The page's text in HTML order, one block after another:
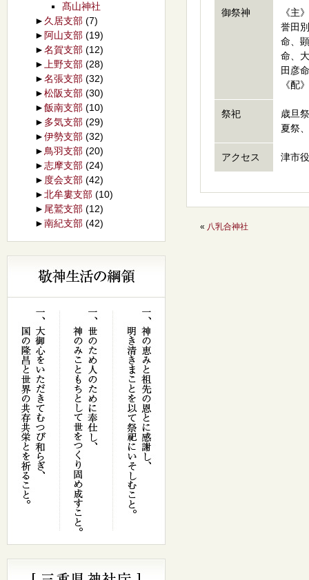
御祭神
《主
誉田
命、
命、
田彦
《配
祭祀
歳旦
夏祭
アクセス 津市
« 八乳合神社
髙山神社
► 久居支部 (7)
► 阿山支部 (19)
►名賀支部 (12)
►
上野支部 (28)
►名張支部 (32)
►松阪支部 (30)
►飯南支部 (10)
► 多気支部 (29)
►伊勢支部 (32)
► 鳥羽支部 (20)
►志摩支部 (24)
► 度会支部 (42)
►北牟婁支部 (10)
► 尾鷲支部 (12)
►南紀支部 (42)